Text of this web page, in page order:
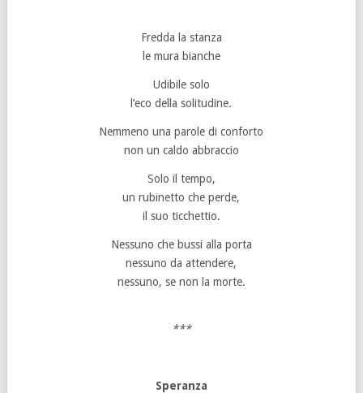
Fredda la stanza
le mura bianche
Udibile solo
l’eco della solitudine.
Nemmeno una parole di conforto
non un caldo abbraccio
Solo il tempo,
un rubinetto che perde,
il suo ticchettio.
Nessuno che bussi alla porta
nessuno da attendere,
nessuno, se non la morte.
***
Speranza